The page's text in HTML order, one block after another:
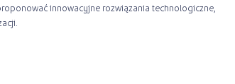
innowacyjne rozwiązania technologiczne,